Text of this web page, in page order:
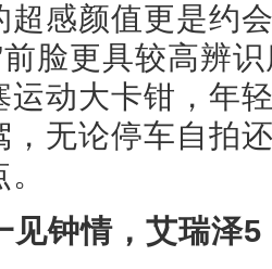
超感颜值更是约
前脸更具较高辨
运动大卡钳，年
，无论停车自拍
见钟情，艾瑞泽